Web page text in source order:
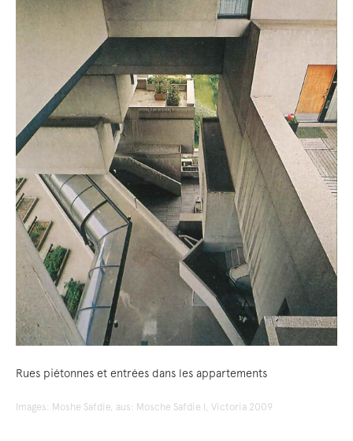
Rues piétonnes et entrées dans les appartements
Images: Moshe Safdie, aus: Mosche Safdie I, Victoria 2009